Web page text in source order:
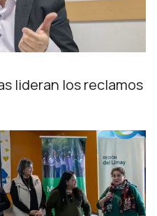
lideran los reclamos